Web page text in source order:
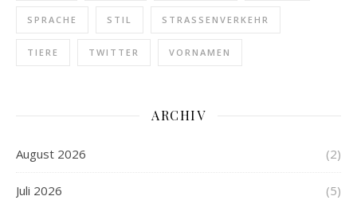
SPRACHE STIL STRASSENVERKEHR
TIERE TWITTER VORNAMEN
ARCHIV
August 2026 (2)
Juli 2026 (5)